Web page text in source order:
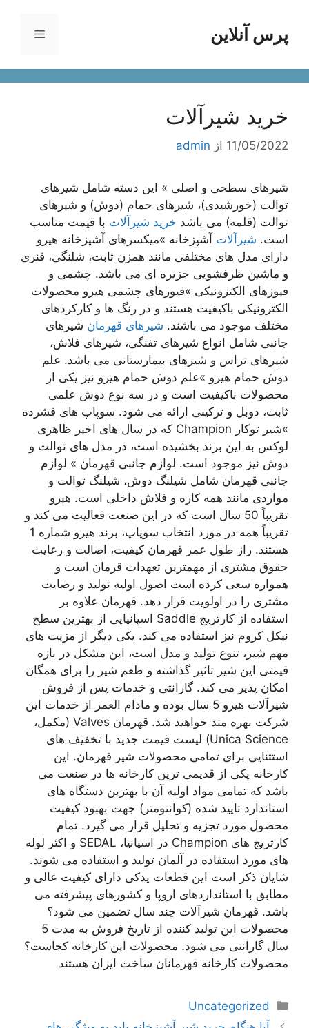
محتواپرس آنلاین فهرست
خرید شیرآلات
11/05/2022 از admin
شیرهای سطحی و اصلی » این دسته شامل شیرهای
توالت (خورشیدی)، شیرهای حمام (دوش) و شیرهای
توالت (قلمه) می باشد خرید شیرآلات با قیمت مناسب
است. شیرآلات آشپزخانه »میکسرهای آشپزخانه هیرو
دارای مدل های مختلفی مانند همزن ثابت، شلنگی، فنری
و ماشین ظرفشویی جزیره ای می باشد. چشمی و
فیوزهای الکترونیکی »فیوزهای چشمی هیرو محصولات
الکترونیکی باکیفیت هستند و در رنگ ها و کارکردهای
مختلف موجود می باشند. شیرهای قهرمان شیرهای
جانبی شامل انواع شیرهای تفنگی، شیرهای فلاش،
شیرهای تراس و شیرهای بیمارستانی می باشد. علم
دوش حمام هیرو »علم دوش حمام هیرو نیز یکی از
محصولات باکیفیت است و در سه نوع دوش علمی
ثابت، دوبل و ترکیبی ارائه می شود. سوپاپ های فشرده
»شیر توکار Champion که در سال های اخیر ظاهری
لوکس به این برند بخشیده است، در مدل های توالت و
دوش نیز موجود است. لوازم جانبی قهرمان » لوازم
جانبی قهرمان شامل شیلنگ دوش، شیلنگ توالت و
مواردی مانند همه کاره و فلاش داخلی است. هیرو
تقریباً 50 سال است که در این صنعت فعالیت می کند و
تقریباً همه در مورد انتخاب سوپاپ، برند هیرو شماره 1
هستند. راز طول عمر قهرمان کیفیت، اصالت و رعایت
حقوق مشتری از مهمترین تعهدات قرمان است و
همواره سعی کرده است اصول اولیه تولید و رضایت
مشتری را در اولویت قرار دهد. قهرمان علاوه بر
استفاده از کارتریج Saddle اسپانیایی از بهترین سطح
نیکل کروم نیز استفاده می کند. یکی دیگر از مزیت های
مهم شیر، تنوع تولید و مدل است، این مشکل در بازه
قیمتی این شیر تاثیر گذاشته و طعم شیر را برای همگان
امکان پذیر می کند. گارانتی و خدمات پس از فروش
شیرآلات هیرو 5 سال بوده و مادام العمر از خدمات این
شرکت بهره مند خواهید شد. قهرمان Valves (مکمل،
Unica Science) لیست قیمت جدید با تخفیف های
استثنایی برای تمامی محصولات شیر قهرمان. این
کارخانه یکی از قدیمی ترین کارخانه ها در صنعت می
باشد که تمامی مواد اولیه آن با بهترین دستگاه های
استاندارد تایید شده (کوانتومتر) جهت بهبود کیفیت
محصول مورد تجزیه و تحلیل قرار می گیرد. تمام
کارتریج های Champion در اسپانیا، SEDAL و اکثر لوله
های مورد استفاده در آلمان تولید و استفاده می شوند.
شایان ذکر است این قطعات یدکی دارای کیفیت عالی و
مطابق با استانداردهای اروپا و کشورهای پیشرفته می
باشد. قهرمان شیرآلات چند سال تضمین می شود؟
محصولات این تولید کننده از تاریخ فروش به مدت 5
سال گارانتی می شود. محصولات این کارخانه کجاست؟
محصولات کارخانه قهرمانان ساخت ایران هستند
دسته‌ها
Uncategorized
ناوبری